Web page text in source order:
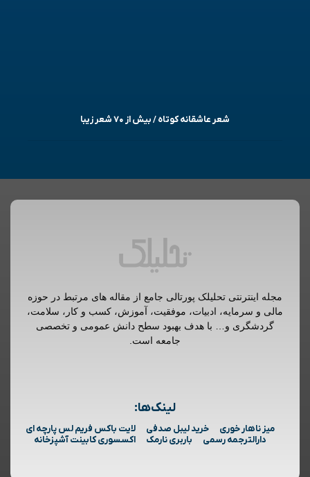
شعر عاشقانه کوتاه / بیش از ۷۰ شعر زیبا
مجله اینترنتی تحلیلک پورتالی جامع از مقاله های مرتبط در حوزه
مالی و سرمایه، ادبیات، موفقیت، آموزش، کسب و کار، سلامت،
گردشگری و… با هدف بهبود سطح دانش عمومی و تخصصی
جامعه است.
لینک‌ها:
میز ناهار خوری خرید لیبل صدفی
لایت باکس فریم لس پارچه ای
دارالترجمه رسمی
باربری نارمک اکسسوری کابینت آشپزخانه